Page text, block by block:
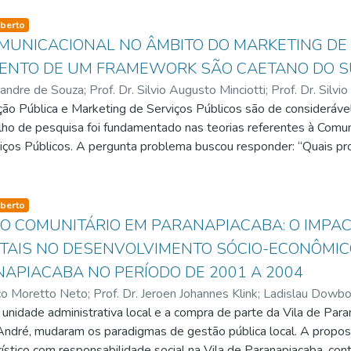
com deficiência. Na gestão posterior, esse trabalho
no Departamento de Defesa de Direitos da Cidadania.
a situação da deficiência no município foi possível
de políticas de participação e inclusão social das
de decisão construídos pelo governo municipal, como por
desenvolvida na cidade de Santo André, embora não
cidades da região e com certeza do país, no sentido de
type
NO ÂMBITO DO MARKETING
DE UM FRAMEWORK SÃO CAETANO DO
de Souza; Prof. Dr. Silvio Augusto Minciotti; Prof. Dr.
Johannes Klink
Pública e Marketing de Serviços Públicos são de
de pesquisa foi fundamentado nas teorias referentes à
Públicos. A pergunta problema buscou responder: “Quais
para melhorar o processo comunicacional das
perpassando por leis que resguardam esse direito,
que o cidadão receba uma comunicação de interesse
do Marketing de Serviços Públicos, que tem papel
de considerável relevância na promoção da cidadania e
trabalho das Secretarias de Comunicação das prefeituras da
semiestruturadas, com secretários ou responsáveis pela
Campo, São Caetano do Sul, Diadema e Ribeirão Pires. O
das estratégias utilizadas, tipos de mídia, recursos
type
COMUNITÁRIO EM PARANAPIACABA: O
NO DESENVOLVIMENTO SÓCIO-
NO PERÍODO DE 2001 A 2004
Moretto Neto; Prof. Dr. Jeroen Johannes Klink; Ladislau
administrativa local e a compra de parte da Vila de
mudaram os paradigmas de gestão pública local. A